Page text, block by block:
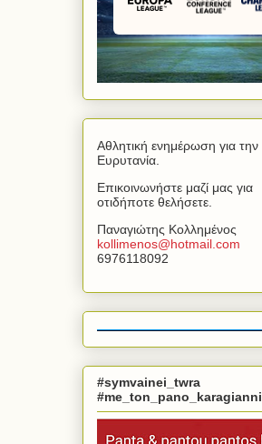
Αθλητική ενημέρωση για την
Ευρυτανία.
Επικοινωνήστε μαζί μας για
οτιδήποτε θελήσετε.
Παναγιώτης Κολλημένος
kollimenos@hotmail com
6976118092
#symvainei_twra
#me_ton_pano_karagianni